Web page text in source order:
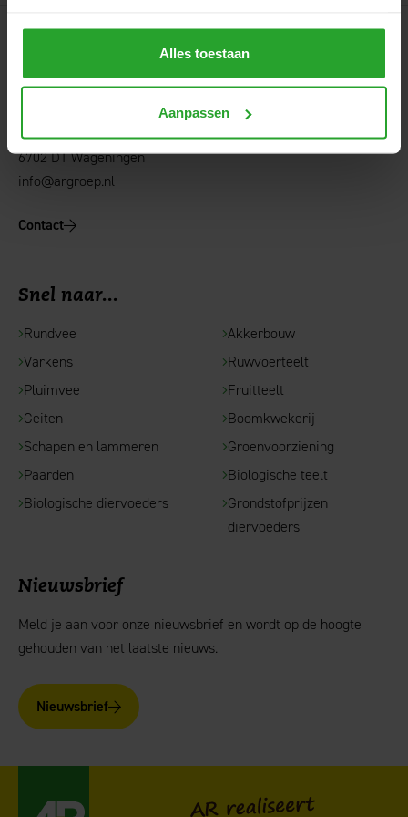
Alles toestaan
Aanpassen
AgruniekRijnvallei
Rijnhaven 14
6702 DT Wageningen
info@argroep.nl
Contact
Snel naar...
Rundvee
Varkens
Pluimvee
Geiten
Schapen en lammeren
Paarden
Biologische diervoeders
Akkerbouw
Ruwvoerteelt
Fruitteelt
Boomkwekerij
Groenvoorziening
Biologische teelt
Grondstofprijzen
diervoeders
Nieuwsbrief
Meld je aan voor onze nieuwsbrief en wordt op de hoogte
gehouden van het laatste nieuws.
Nieuwsbrief